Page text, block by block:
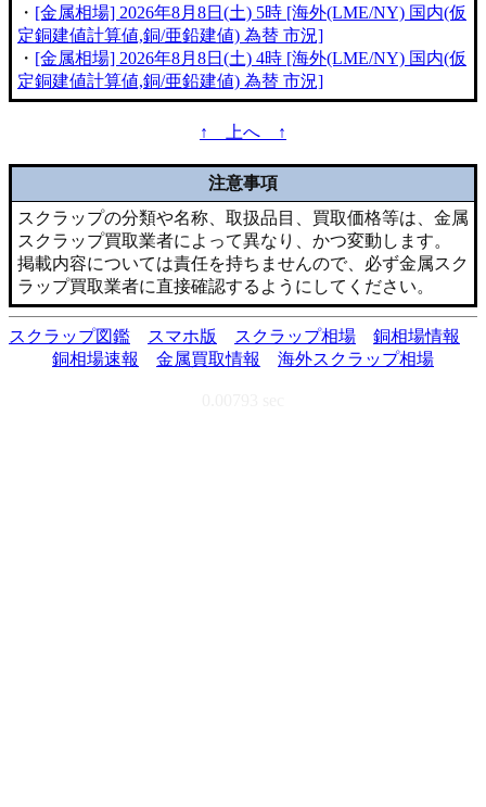
・ [金属相場] 2026年8月8日(土) 5時 [海外(LME/NY) 国内(仮
定銅建値計算値,銅/亜鉛建値) 為替 市況]
・ [金属相場] 2026年8月8日(土) 4時 [海外(LME/NY) 国内(仮
定銅建値計算値,銅/亜鉛建値) 為替 市況]
↑ 上へ ↑
注意事項
スクラップの分類や名称、取扱品目、買取価格等は、金属
スクラップ買取業者によって異なり、かつ変動します。
掲載内容については責任を持ちませんので、必ず金属スク
ラップ買取業者に直接確認するようにしてください。
スクラップ図鑑 スマホ版 スクラップ相場
銅相場情報
銅相場速報
金属買取情報 海外スクラップ相場